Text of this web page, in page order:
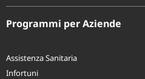
Programmi per Aziende
Assistenza Sanitaria
Infortuni